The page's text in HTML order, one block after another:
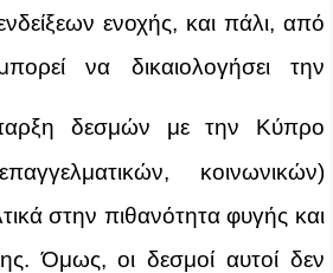
ενοχής, και πάλι, από
να δικαιολογήσει την
δεσμών με την Κύπρο
κοινωνικών)
στην πιθανότητα φυγής και
Όμως, οι δεσμοί αυτοί δεν